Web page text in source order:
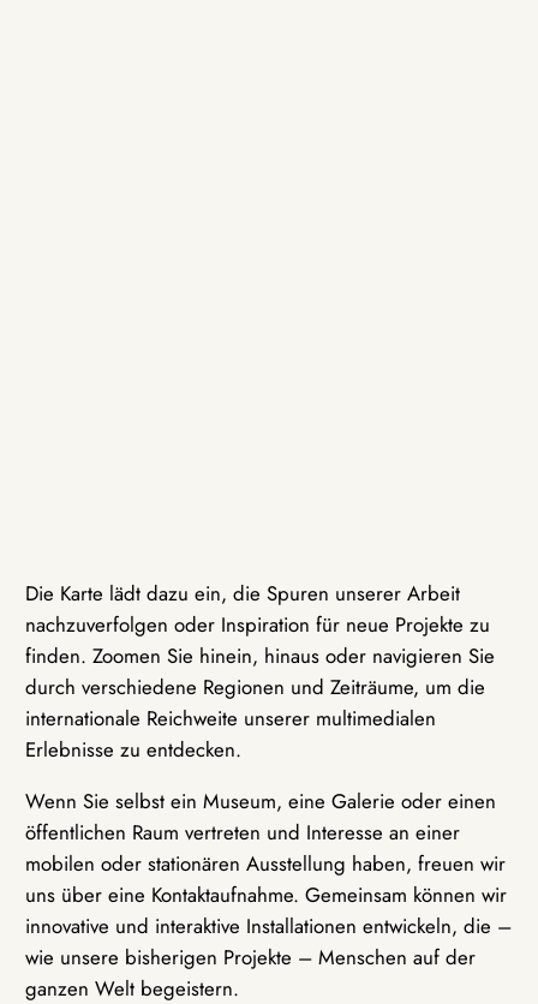
Die Karte lädt dazu ein, die Spuren unserer Arbeit
nachzuverfolgen oder Inspiration für neue Projekte zu
finden. Zoomen Sie hinein, hinaus oder navigieren Sie
durch verschiedene Regionen und Zeiträume, um die
internationale Reichweite unserer multimedialen
Erlebnisse zu entdecken.
Wenn Sie selbst ein Museum, eine Galerie oder einen
öffentlichen Raum vertreten und Interesse an einer
mobilen oder stationären Ausstellung haben, freuen wir
uns über eine Kontaktaufnahme. Gemeinsam können wir
innovative und interaktive Installationen entwickeln, die –
wie unsere bisherigen Projekte – Menschen auf der
ganzen Welt begeistern.